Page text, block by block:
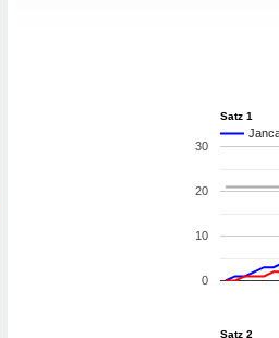
Satz 1
0
10
20
30
Satz 2